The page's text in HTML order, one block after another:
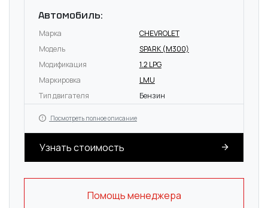
Автомобиль:
Марка
CHEVROLET
Модель
SPARK (M300)
Модификация
1.2 LPG
Маркировка
LMU
Тип двигателя
Бензин
Посмотреть полное описание
Узнать стоимость
Помощь менеджера